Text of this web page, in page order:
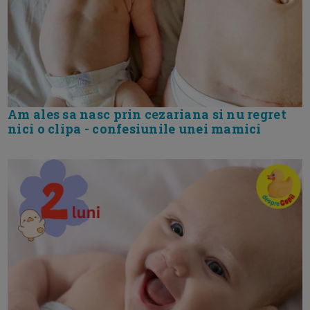
Am ales sa nasc prin cezariana si nu regret
nici o clipa - confesiunile unei mamici